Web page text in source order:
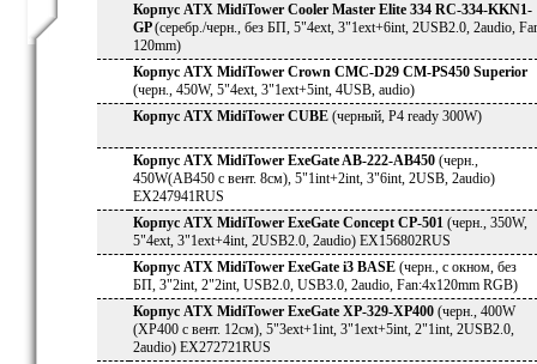
Корпус ATX MidiTower Cooler Master Elite 334 RC-334-KKN1-
GP(серебр./черн., без БП, 5"4ext, 3"1ext+6int, 2USB2.0, 2audio,
120mm)
Корпус ATX MidiTower Crown CMC-D29 CM-PS450 Superior
(черн., 450W, 5"4ext, 3"1ext+5int, 4USB, audio)
Корпус ATX MidiTower CUBE (черный, P4 ready 300W)
Корпус ATX MidiTower ExeGate AB-222-AB450 (черн.,
450W(AB450 с вент. 8см), 5"1int+2int, 3"6int, 2USB, 2audio)
EX247941RUS
Корпус ATX MidiTower ExeGate Concept CP-501 (черн., 350W,
5"4ext, 3"1ext+4int, 2USB2.0, 2audio) EX156802RUS
Корпус ATX MidiTower ExeGate i3 BASE (черн., с окном, без
БП, 3"2int, 2"2int, USB2.0, USB3.0, 2audio, Fan:4x120mm RGB)
Корпус ATX MidiTower ExeGate XP-329-XP400 (черн., 400W
(XP400 с вент. 12см), 5"3ext+1int, 3"1ext+5int, 2"1int, 2USB2.0,
2audio) EX272721RUS